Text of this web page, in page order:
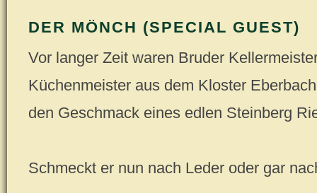
DER MÖNCH (SPECIAL GUEST)
Vor langer Zeit waren Bruder
Küchenmeister aus dem Kloster
den Geschmack eines edlen Steinberg
Schmeckt er nun nach Leder oder gar